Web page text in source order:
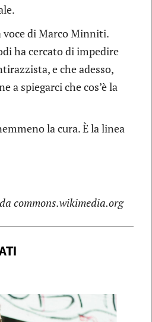
voce di Marco Minniti.
ha cercato di impedire
e che adesso,
a spiegarci che cos’è la
la cura. È la linea
commons.wikimedia.org